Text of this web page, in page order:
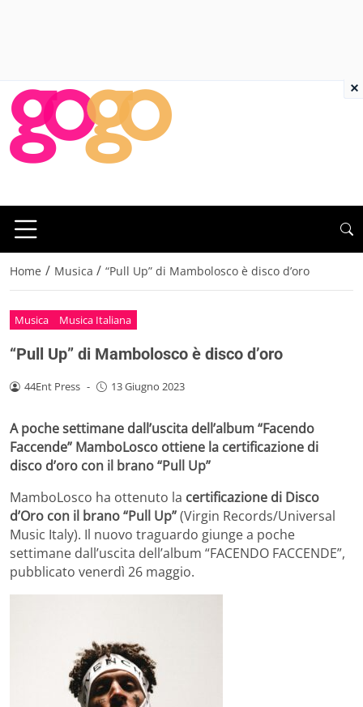
Home / Musica / “Pull Up” di Mambolosco è disco d’oro
Musica Musica Italiana
“Pull Up” di Mambolosco è disco d’oro
44Ent Press - 13 Giugno 2023
A poche settimane dall’uscita dell’album “Facendo
Faccende” MamboLosco ottiene la certificazione di
disco d’oro con il brano “Pull Up”
MamboLosco ha ottenuto la certificazione di Disco
d’Oro con il brano “Pull Up”(Virgin Records/Universal
Music Italy). Il nuovo traguardo giunge a poche
settimane dall’uscita dell’album “FACENDO FACCENDE”,
pubblicato venerdì 26 maggio.
×